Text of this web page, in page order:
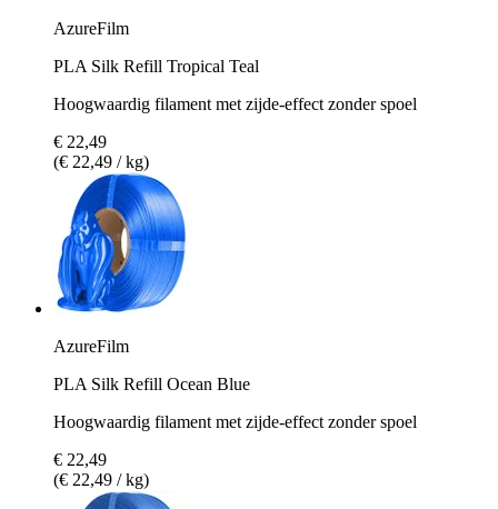
AzureFilm
PLA Silk Refill Tropical Teal
Hoogwaardig filament met zijde-effect zonder spoel
€ 22,49
(€ 22,49 / kg)
AzureFilm
PLA Silk Refill Ocean Blue
Hoogwaardig filament met zijde-effect zonder spoel
€ 22,49
(€ 22,49 / kg)